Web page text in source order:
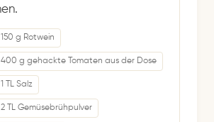
150 g Rotwein
400 g gehackte Tomaten aus der Dose
1 TL Salz
2 TL Gemüsebrühpulver